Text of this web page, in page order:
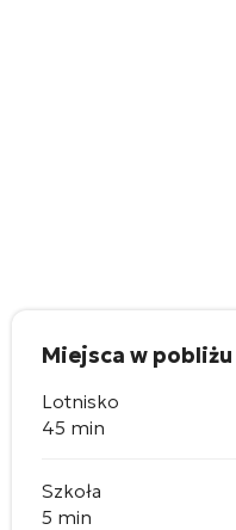
Miejsca w pobliżu
Lotnisko
45 min
Szkoła
5 min